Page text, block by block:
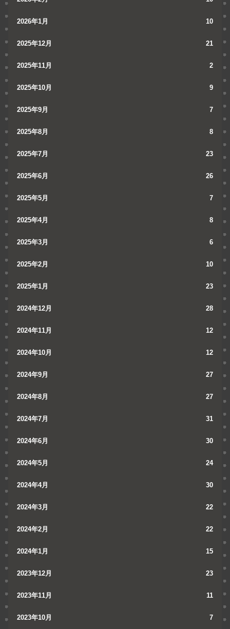
2026年1月 10
2025年12月 21
2025年11月 2
2025年10月 9
2025年9月 7
2025年8月 8
2025年7月 23
2025年6月 26
2025年5月 7
2025年4月 8
2025年3月 6
2025年2月 10
2025年1月 23
2024年12月 28
2024年11月 12
2024年10月 12
2024年9月 27
2024年8月 27
2024年7月 31
2024年6月 30
2024年5月 24
2024年4月 30
2024年3月 22
2024年2月 22
2024年1月 15
2023年12月 23
2023年11月 11
2023年10月 7